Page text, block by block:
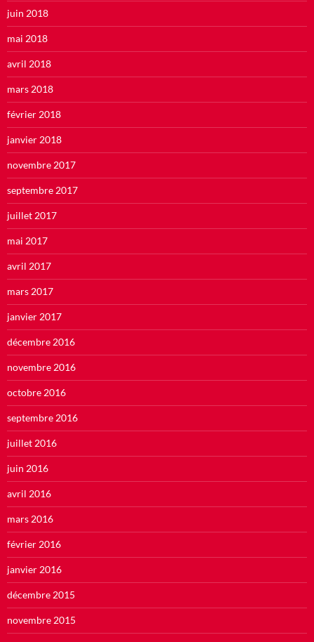
juin 2018
mai 2018
avril 2018
mars 2018
février 2018
janvier 2018
novembre 2017
septembre 2017
juillet 2017
mai 2017
avril 2017
mars 2017
janvier 2017
décembre 2016
novembre 2016
octobre 2016
septembre 2016
juillet 2016
juin 2016
avril 2016
mars 2016
février 2016
janvier 2016
décembre 2015
novembre 2015